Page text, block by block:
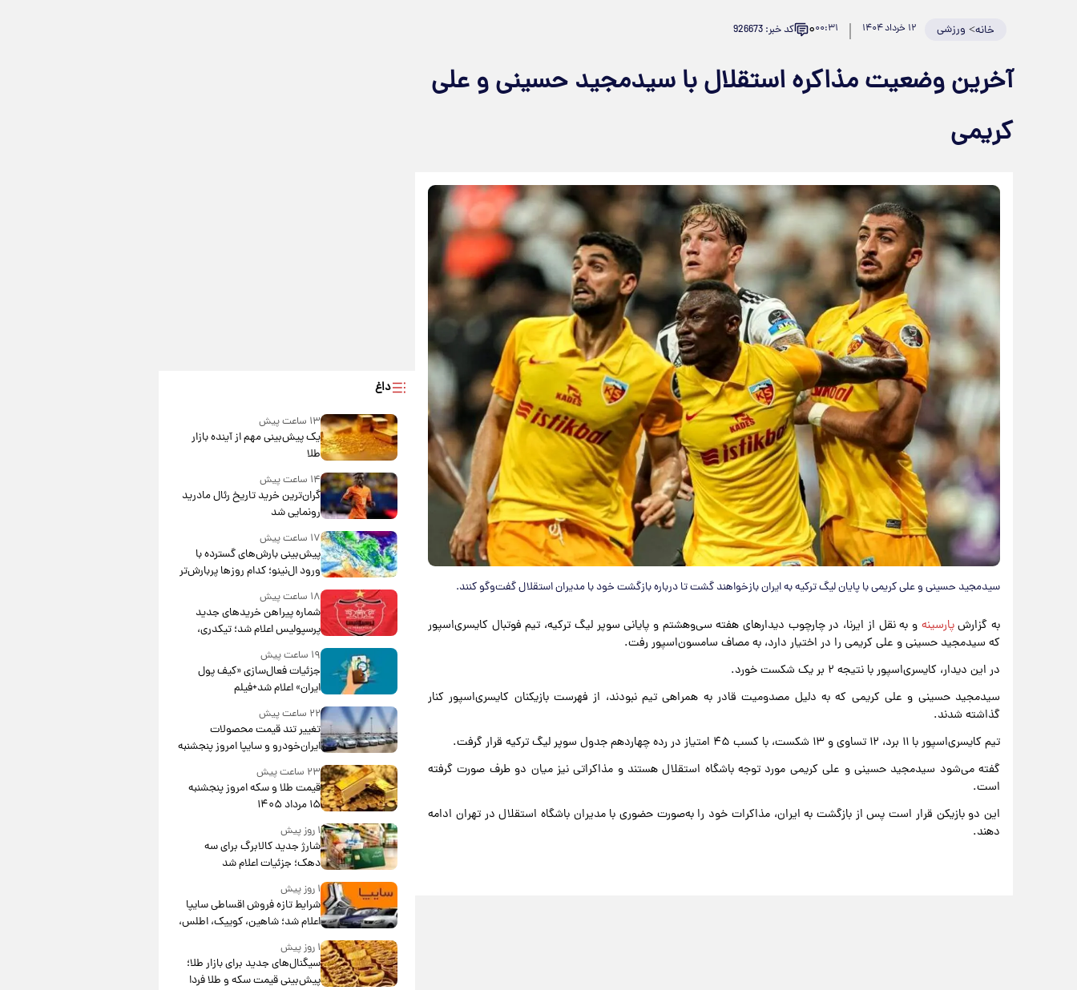
خانه> ورزشی ۱۲ خرداد ۱۴۰۴ ۰۰:۳۱۰ کد خبر: 926673
آخرین وضعیت مذاکره استقلال با سیدمجید حسینی و علی
کریمی
سیدمجید حسینی و علی کریمی با پایان لیگ ترکیه به ایران بازخواهند گشت تا درباره بازگشت خود با مدیران استقلال گفت‌وگو کنند.
به گزارشپارسینه و به نقل از ایرنا، در چارچوب دیدارهای هفته سی‌وهشتم و پایانی سوپر لیگ ترکیه، تیم فوتبال کایسری‌اسپور
که سیدمجید حسینی و علی کریمی را در اختیار دارد، به مصاف سامسون‌اسپور رفت.
در این دیدار، کایسری‌اسپور با نتیجه ۲ بر یک شکست خورد.
سیدمجید حسینی و علی کریمی که به دلیل مصدومیت قادر به همراهی تیم نبودند، از فهرست بازیکنان کایسری‌اسپور کنار
گذاشته شدند.
تیم کایسری‌اسپور با ۱۱ برد، ۱۲ تساوی و ۱۳ شکست، با کسب ۴۵ امتیاز در رده چهاردهم جدول سوپر لیگ ترکیه قرار گرفت.
گفته می‌شود سیدمجید حسینی و علی کریمی مورد توجه باشگاه استقلال هستند و مذاکراتی نیز میان دو طرف صورت گرفته
است.
این دو بازیکن قرار است پس از بازگشت به ایران، مذاکرات خود را به‌صورت حضوری با مدیران باشگاه استقلال در تهران ادامه
دهند.
داغ
۱۳ ساعت پیش
یک پیش‌بینی مهم از آینده بازار
طلا
۱۴ ساعت پیش
گران‌ترین خرید تاریخ رئال مادرید
رونمایی شد
۱۷ ساعت پیش
پیش‌بینی بارش‌های گسترده با
ورود ال‌نینو؛ کدام روزها پربارش‌تر
خواهند بود؟
۱۸ ساعت پیش
شماره پیراهن خریدهای جدید
پرسپولیس اعلام شد؛ تیکدری،
محبی و سرگیف با اعداد ویژه
۱۹ ساعت پیش
جزئیات فعال‌سازی «کیف پول
ایران» اعلام شد+فیلم
۲۲ ساعت پیش
تغییر تند قیمت محصولات
ایران‌خودرو و سایپا امروز پنجشنبه
۲۳ ساعت پیش
قیمت طلا و سکه امروز پنجشنبه
۱۵ مرداد ۱۴۰۵
۱ روز پیش
شارژ جدید کالابرگ برای سه
دهک؛ جزئیات اعلام شد
۱ روز پیش
شرایط تازه فروش اقساطی سایپا
اعلام شد؛ شاهین، کوییک، اطلس،
سهند و ساینا با اقساط بلندمدت +
جدول۱ روز پیش
سیگنال‌های جدید برای بازار طلا؛
پیش‌بینی قیمت سکه و طلا فردا